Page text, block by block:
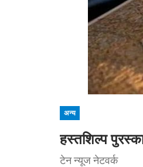
अन्य
हस्तशिल्प
टेन न्यूज नेटवर्क